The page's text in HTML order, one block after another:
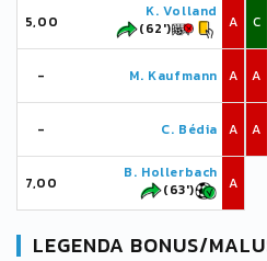
5,00
K. Volland
(62')
A
- M. Kaufmann A
- C. Bédia A
7,00
B. Hollerbach
(63')
A
C
A
A
LEGENDA BONUS/